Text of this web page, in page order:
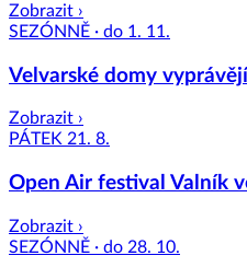
Zobrazit ›
SEZÓNNĚ · do 1. 11.
Velvarské domy vyprávějí
Zobrazit ›
PÁTEK 21. 8.
Open Air festival Valník
Zobrazit ›
SEZÓNNĚ · do 28. 10.